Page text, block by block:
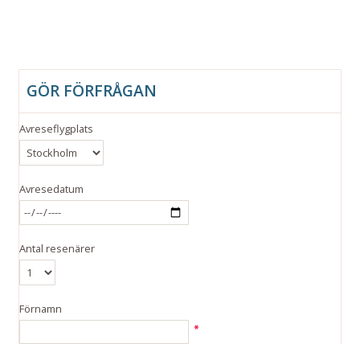
GÖR FÖRFRÅGAN
Avreseflygplats
Avresedatum
Antal resenärer
Förnamn